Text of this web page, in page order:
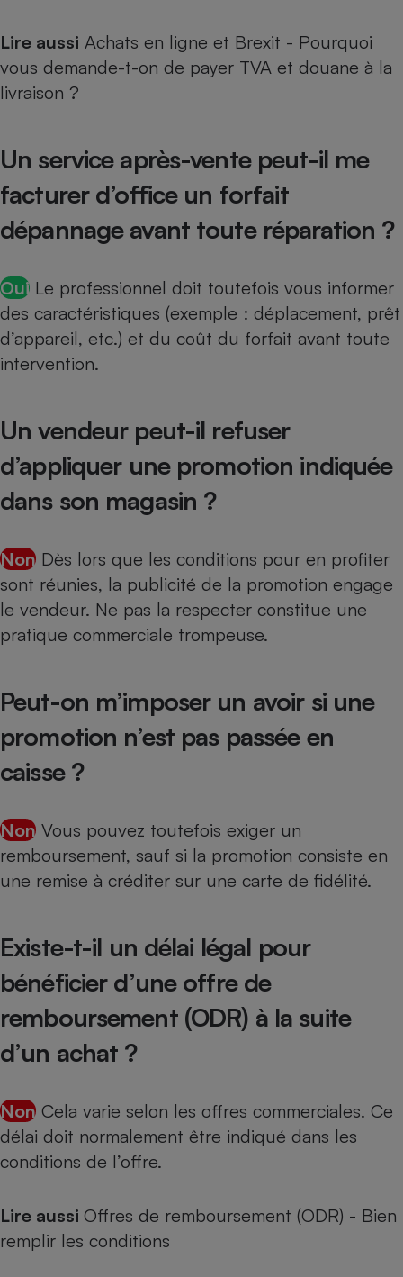
Lire aussi Achats en ligne et Brexit - Pourquoi
vous demande-t-on de payer TVA et douane à la
livraison ?
Un service après-vente peut-il me
facturer d’office un forfait
dépannage avant toute réparation ?
Oui Le professionnel doit toutefois vous informer
des caractéristiques (exemple : déplacement, prêt
d’appareil, etc.) et du coût du forfait avant toute
intervention.
Un vendeur peut-il refuser
d’appliquer une promotion indiquée
dans son magasin ?
Non Dès lors que les conditions pour en profiter
sont réunies, la publicité de la promotion engage
le vendeur. Ne pas la respecter constitue une
pratique commerciale trompeuse.
Peut-on m’imposer un avoir si une
promotion n’est pas passée en
caisse ?
Non Vous pouvez toutefois exiger un
remboursement, sauf si la promotion consiste en
une remise à créditer sur une carte de fidélité.
Existe-t-il un délai légal pour
bénéficier d’une offre de
remboursement (ODR) à la suite
d’un achat ?
Non Cela varie selon les offres commerciales. Ce
délai doit normalement être indiqué dans les
conditions de l’offre.
Lire aussi Offres de remboursement (ODR) - Bien
remplir les conditions